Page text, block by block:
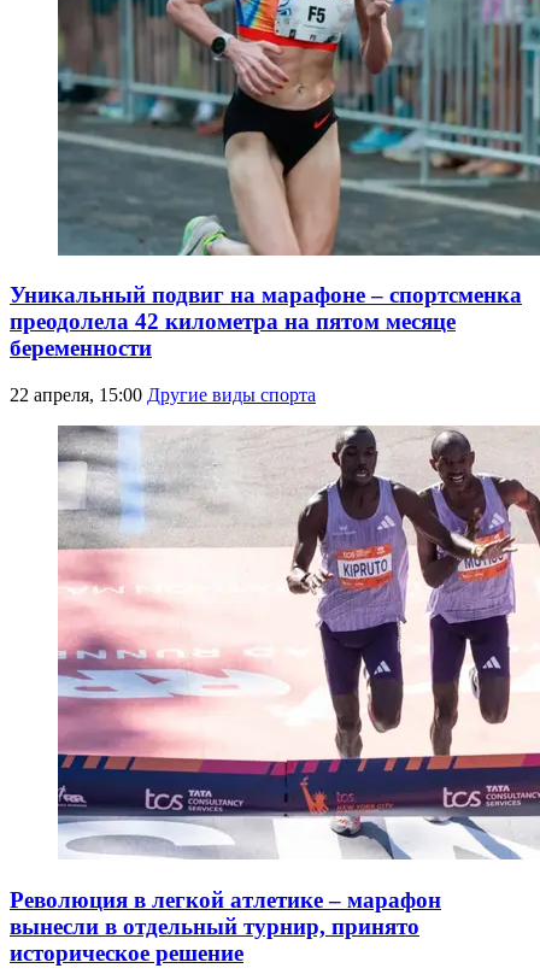
Уникальный подвиг на марафоне – спортсменка
преодолела 42 километра на пятом месяце
беременности
22 апреля, 15:00 Другие виды спорта
Революция в легкой атлетике – марафон
вынесли в отдельный турнир, принято
историческое решение